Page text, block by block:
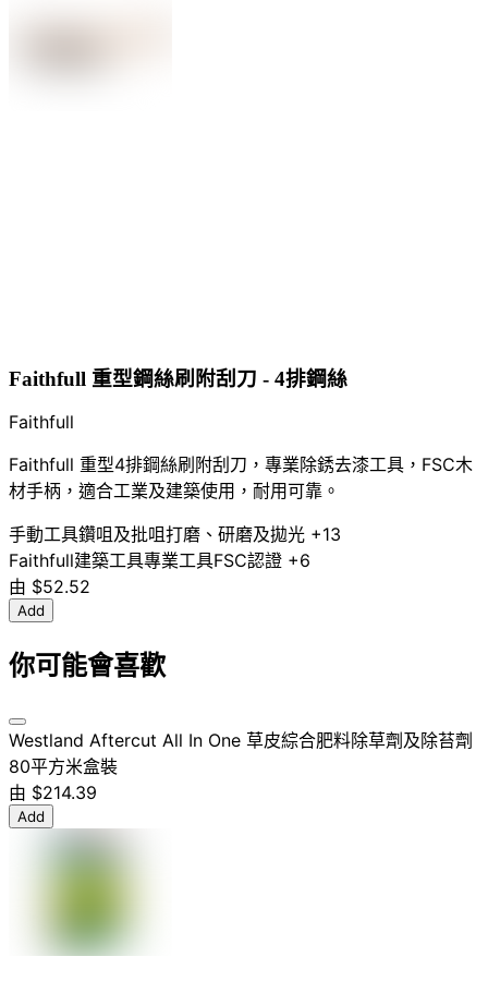
Faithfull 重型鋼絲刷附刮刀 - 4排鋼絲
Faithfull
Faithfull 重型4排鋼絲刷附刮刀，專業除銹去漆工具，FSC木
材手柄，適合工業及建築使用，耐用可靠。
手動工具鑽咀及批咀打磨、研磨及拋光 +13
Faithfull建築工具專業工具FSC認證 +6
由 $52.52
Add
你可能會喜歡
Westland Aftercut All In One 草皮綜合肥料除草劑及除苔劑
80平方米盒裝
由 $214.39
Add